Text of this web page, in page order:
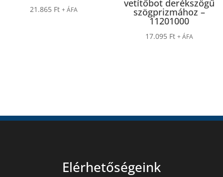
21.865 Ft + ÁFA
vetítőbot derékszögű
szögprizmához –
11201000
17.095 Ft + ÁFA
Elérhetőségeink